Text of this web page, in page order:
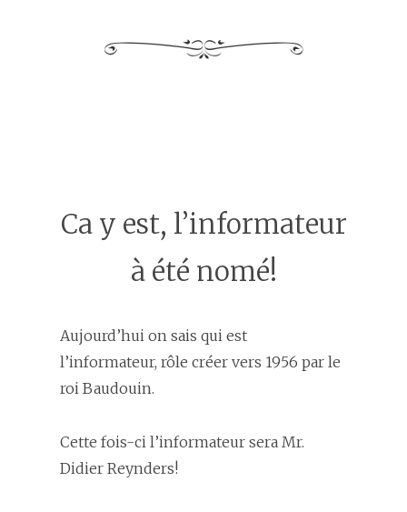
Ca y est, l’informateur
à été nomé!
Aujourd’hui on sais qui est
l’informateur, rôle créer vers 1956 par le
roi Baudouin.
Cette fois-ci l’informateur sera Mr.
Didier Reynders!